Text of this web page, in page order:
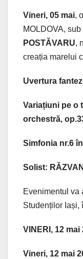
Vineri, 05 mai,
MOLDOVA,
POSTĂVARU,
creația marelui
Uvertura
Variațiuni pe o
orchestră,
Simfonia nr.6
Solist:
Evenimentul va
Studenților Iași,
VINERI, 12 mai
Vineri, 12 mai